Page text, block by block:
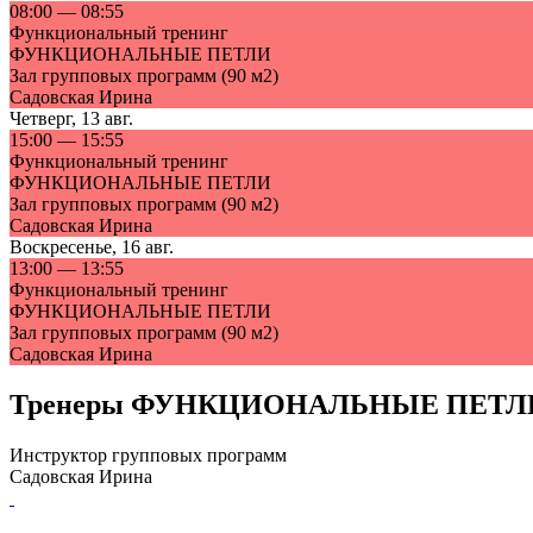
08:00 — 08:55
Функциональный тренинг
ФУНКЦИОНАЛЬНЫЕ ПЕТЛИ
Зал групповых программ (90 м2)
Садовская Ирина
Четверг, 13 авг.
15:00 — 15:55
Функциональный тренинг
ФУНКЦИОНАЛЬНЫЕ ПЕТЛИ
Зал групповых программ (90 м2)
Садовская Ирина
Воскресенье, 16 авг.
13:00 — 13:55
Функциональный тренинг
ФУНКЦИОНАЛЬНЫЕ ПЕТЛИ
Зал групповых программ (90 м2)
Садовская Ирина
Тренеры ФУНКЦИОНАЛЬНЫЕ
Инструктор групповых программ
Садовская Ирина